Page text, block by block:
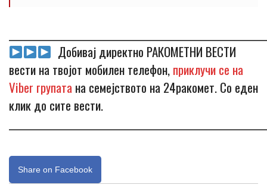
Добивај директно РАКОМЕТНИ ВЕСТИ
вести на твојот мобилен телефон,приклучи се на
Viber групата на семејството на 24ракомет. Со еден
клик до сите вести.
Share on Facebook